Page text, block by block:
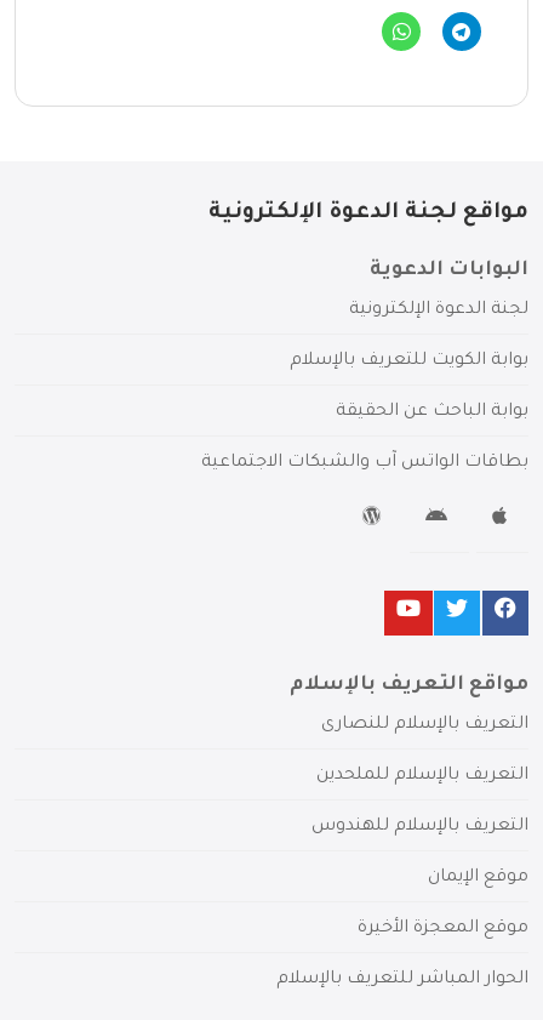
مواقع لجنة الدعوة الإلكترونية
البوابات الدعوية
لجنة الدعوة الإلكترونية
بوابة الكويت للتعريف بالإسلام
بوابة الباحث عن الحقيقة
بطاقات الواتس آب والشبكات الاجتماعية
مواقع التعريف بالإسلام
التعريف بالإسلام للنصارى
التعريف بالإسلام للملحدين
التعريف بالإسلام للهندوس
موقع الإيمان
موقع المعجزة الأخيرة
الحوار المباشر للتعريف بالإسلام